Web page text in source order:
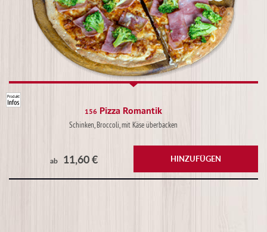
156Pizza Romantik
Schinken, Broccoli, mit Käse überbacken
ab 11,60 € HINZUFÜGEN